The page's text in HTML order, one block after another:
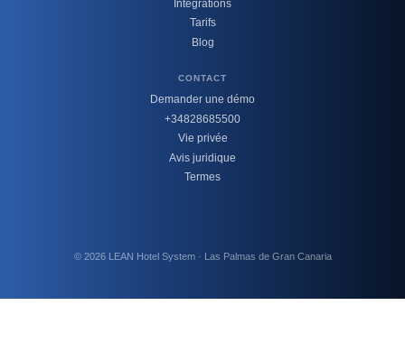
Intégrations
Tarifs
Blog
CONTACT
Demander une démo
+34828685500
Vie privée
Avis juridique
Termes
© 2026 LEAN Hotel System · Las Palmas de Gran Canaria